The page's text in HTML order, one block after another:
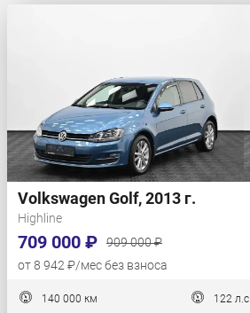
Volkswagen Golf, 2013 г.
Highline
709 000 ₽
909 000 ₽
от 8 942 ₽/мес без взноса
140 000 км 122 л.с.